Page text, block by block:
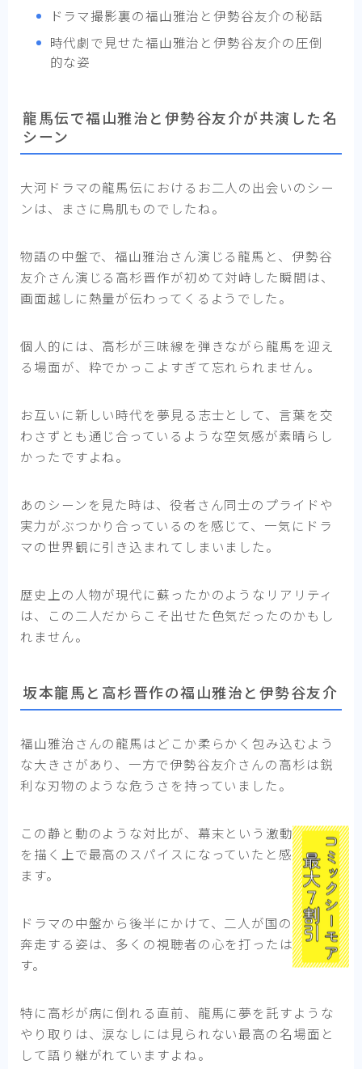
ドラマ撮影裏の福山雅治と伊勢谷友介の秘話
時代劇で見せた福山雅治と伊勢谷友介の圧倒
的な姿
龍馬伝で福山雅治と伊勢谷友介が共演した名
シーン
大河ドラマの龍馬伝におけるお二人の出会いのシー
ンは、まさに鳥肌ものでしたね。
物語の中盤で、福山雅治さん演じる龍馬と、伊勢谷
友介さん演じる高杉晋作が初めて対峙した瞬間は、
画面越しに熱量が伝わってくるようでした。
個人的には、高杉が三味線を弾きながら龍馬を迎え
る場面が、粋でかっこよすぎて忘れられません。
お互いに新しい時代を夢見る志士として、言葉を交
わさずとも通じ合っているような空気感が素晴らし
かったですよね。
あのシーンを見た時は、役者さん同士のプライドや
実力がぶつかり合っているのを感じて、一気にドラ
マの世界観に引き込まれてしまいました。
歴史上の人物が現代に蘇ったかのようなリアリティ
は、この二人だからこそ出せた色気だったのかもし
れません。
坂本龍馬と高杉晋作の福山雅治と伊勢谷友介
福山雅治さんの龍馬はどこか柔らかく包み込むよう
な大きさがあり、一方で伊勢谷友介さんの高杉は鋭
利な刃物のような危うさを持っていました。
この静と動のような対比が、幕末という激動の時代
を描く上で最高のスパイスになっていたと感じてい
ます。
ドラマの中盤から後半にかけて、二人が国のために
奔走する姿は、多くの視聴者の心を打ったはずで
す。
特に高杉が病に倒れる直前、龍馬に夢を託すような
やり取りは、涙なしには見られない最高の名場面と
して語り継がれていますよね。